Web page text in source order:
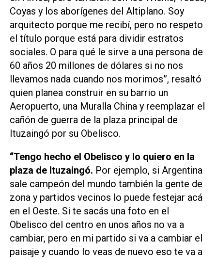
Coyas y los aborígenes del Altiplano. Soy
arquitecto porque me recibí, pero no respeto
el título porque está para dividir estratos
sociales. O para qué le sirve a una persona de
60 años 20 millones de dólares si no nos
llevamos nada cuando nos morimos”, resaltó
quien planea construir en su barrio un
Aeropuerto, una Muralla China y reemplazar el
cañón de guerra de la plaza principal de
Ituzaingó por su Obelisco.
“Tengo hecho el Obelisco y lo quiero en la
plaza de Ituzaingó. Por ejemplo, si Argentina
sale campeón del mundo también la gente de
zona y partidos vecinos lo puede festejar acá
en el Oeste. Si te sacás una foto en el
Obelisco del centro en unos años no va a
cambiar, pero en mi partido si va a cambiar el
paisaje y cuando lo veas de nuevo eso te va a